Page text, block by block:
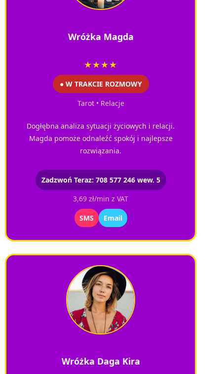
Wróżka Magda
★★★★
● W TRAKCIE ROZMOWY
Tarot • Relacje
Dogłębna analiza sytuacji życiowych i relacji.
Magda pomoże odnaleźć spokój i najlepsze
rozwiązania.
Zadzwoń Teraz: 708 577 246 wew. 5
3,69 zł/min z VAT
SMS Email
Wróżka Daga Kira